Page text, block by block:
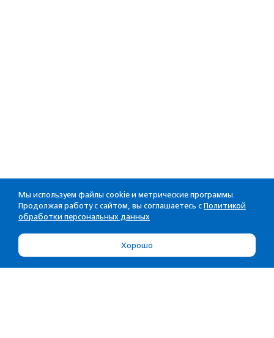
Мы используем файлы cookie и метрические программы.
Продолжая работу с сайтом, вы соглашаетесь с Политикой
обработки персональных данных
Хорошо